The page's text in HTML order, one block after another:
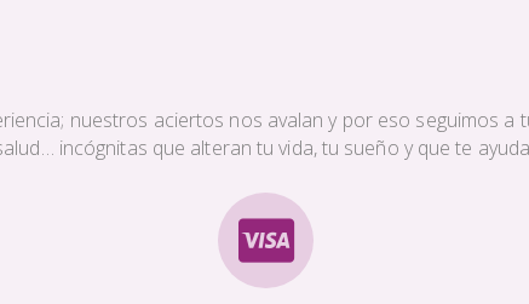
nuestros aciertos nos avalan y por eso seguimos a
incógnitas que alteran tu vida, tu sueño y que te